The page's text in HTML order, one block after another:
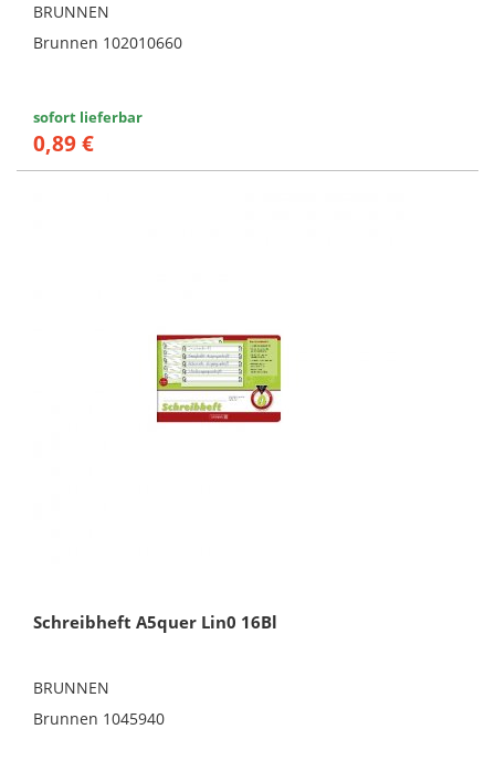
BRUNNEN
Brunnen 102010660
sofort lieferbar
0,89 €
Schreibheft A5quer Lin0 16Bl
BRUNNEN
Brunnen 1045940